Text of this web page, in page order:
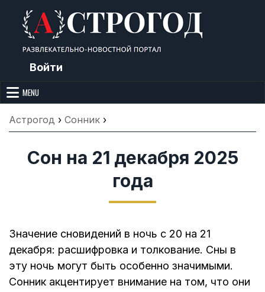
content
Войти
Астрогод: Праздники сегодня,
Лунный календарь, Приметы,
Что нельзя делать, Гороскопы и
Сонник
приметы, точный гороскоп и толкование снов. Читайте, что можно и
MENU
Астрогод › Сонник ›
Сон на 21 декабря 2025
года
Значение сновидений в ночь с 20 на 21
декабря: расшифровка и толкование. Сны в
эту ночь могут быть особенно значимыми.
Сонник акцентирует внимание на том, что они